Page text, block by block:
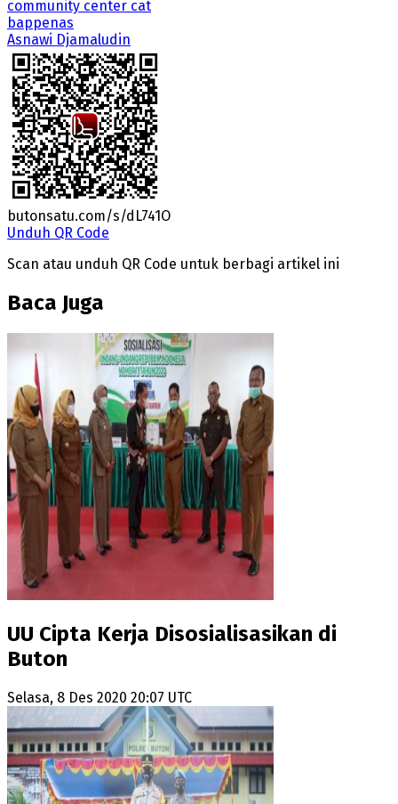
community center cat
bappenas
Asnawi Djamaludin
butonsatu.com/s/dL741O
Unduh QR Code
Scan atau unduh QR Code untuk berbagi artikel ini
Baca Juga
UU Cipta Kerja Disosialisasikan di
Buton
Selasa, 8 Des 2020 20:07 UTC